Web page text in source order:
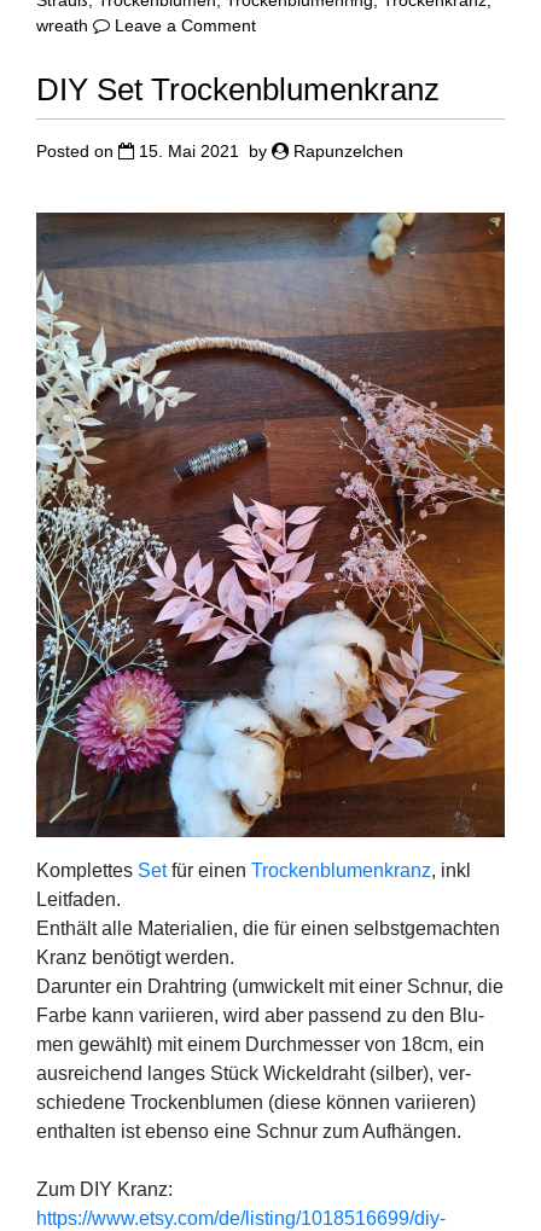
wreath
Leave a Commenton
mit
Trockenblumenstauß
DIY Set Trockenblumenkranz
Posted on 15. Mai 2021 by Rapunzelchen
Kom­plet­tes Setfür einen Tro­cken­blu­men­kranz, inkl
Leit­fa­den.
Ent­hält alle Mate­ria­li­en, die für einen selbst­ge­mach­ten
Kranz benö­tigt wer­den.
Dar­un­ter ein Draht­ring (umwi­ckelt mit einer Schnur, die
Far­be kann vari­ie­ren, wird aber pas­send zu den Blu­
men gewählt) mit einem Durch­mes­ser von 18cm, ein
aus­rei­chend lan­ges Stück Wickel­draht (sil­ber), ver­
schie­de­ne Tro­cken­blu­men (die­se kön­nen vari­ie­ren)
ent­hal­ten ist eben­so eine Schnur zum Aufhängen.
Zum DIY Kranz:
https://www.etsy.com/de/listing/1018516699/diy-